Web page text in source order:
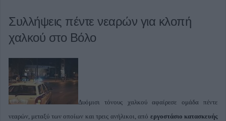
Συλλήψεις πέντε νεαρών για κλοπή
χαλκού στο Βόλο
Δυόμισι τόνους χαλκού αφαίρεσε ομάδα πέντε
νεαρών, μεταξύ των οποίων και τρεις ανήλικοι, από εργοστάσιο κατασκευής